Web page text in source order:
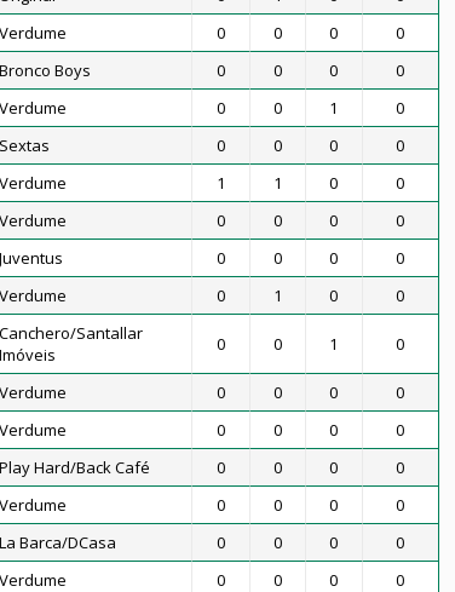
Verdume 0 0 0
0
Bronco Boys 0 0 0
0
Verdume 0 0 1
0
Sextas 0 0 0
0
Verdume 1 1 0
0
Verdume 0 0 0
0
Juventus 0 0 0
0
Verdume 0 1 0 0
Canchero/Santallar
Imóveis
0 0 1 0
Verdume 0 0 0
0
Verdume 0 0 0
0
Play Hard/Back Café 0 0 0
0
Verdume 0 0 0
0
La Barca/DCasa 0 0 0
0
Verdume 0 0 0 0